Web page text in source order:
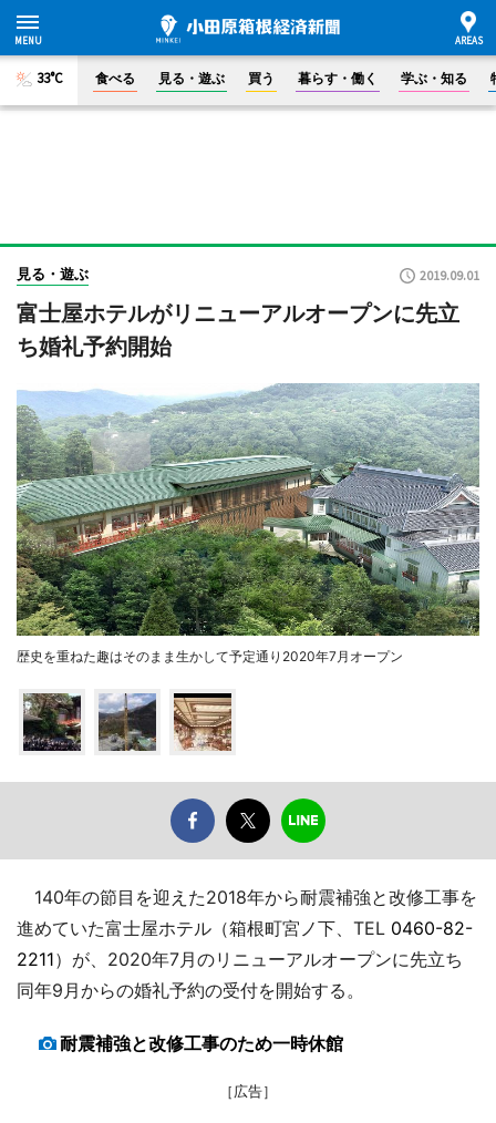
33°C 食べる 見る・遊ぶ 買う 暮らす・働く 学ぶ・知る
見る・遊ぶ 2019.09.01
富士屋ホテルがリニューアルオープンに先立
ち婚礼予約開始
歴史を重ねた趣はそのまま生かして予定通り2020年7月オープン
140年の節目を迎えた2018年から耐震補強と改修工事を
進めていた富士屋ホテル（箱根町宮ノ下、TEL 0460-82-
2211）が、2020年7月のリニューアルオープンに先立ち
同年9月からの婚礼予約の受付を開始する。
耐震補強と改修工事のため一時休館
［広告］